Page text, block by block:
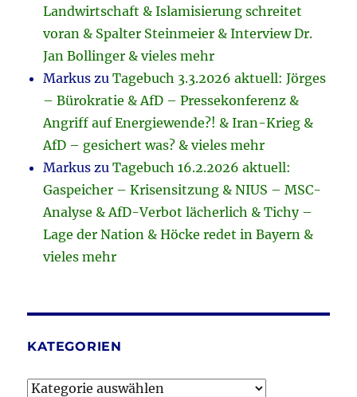
Landwirtschaft & Islamisierung schreitet
voran & Spalter Steinmeier & Interview Dr.
Jan Bollinger & vieles mehr
Markus zuTagebuch 3.3.2026 aktuell: Jörges
– Bürokratie & AfD – Pressekonferenz &
Angriff auf Energiewende?! & Iran-Krieg &
AfD – gesichert was? & vieles mehr
Markus zuTagebuch 16.2.2026 aktuell:
Gaspeicher – Krisensitzung & NIUS – MSC-
Analyse & AfD-Verbot lächerlich & Tichy –
Lage der Nation & Höcke redet in Bayern &
vieles mehr
KATEGORIEN
Kategorien